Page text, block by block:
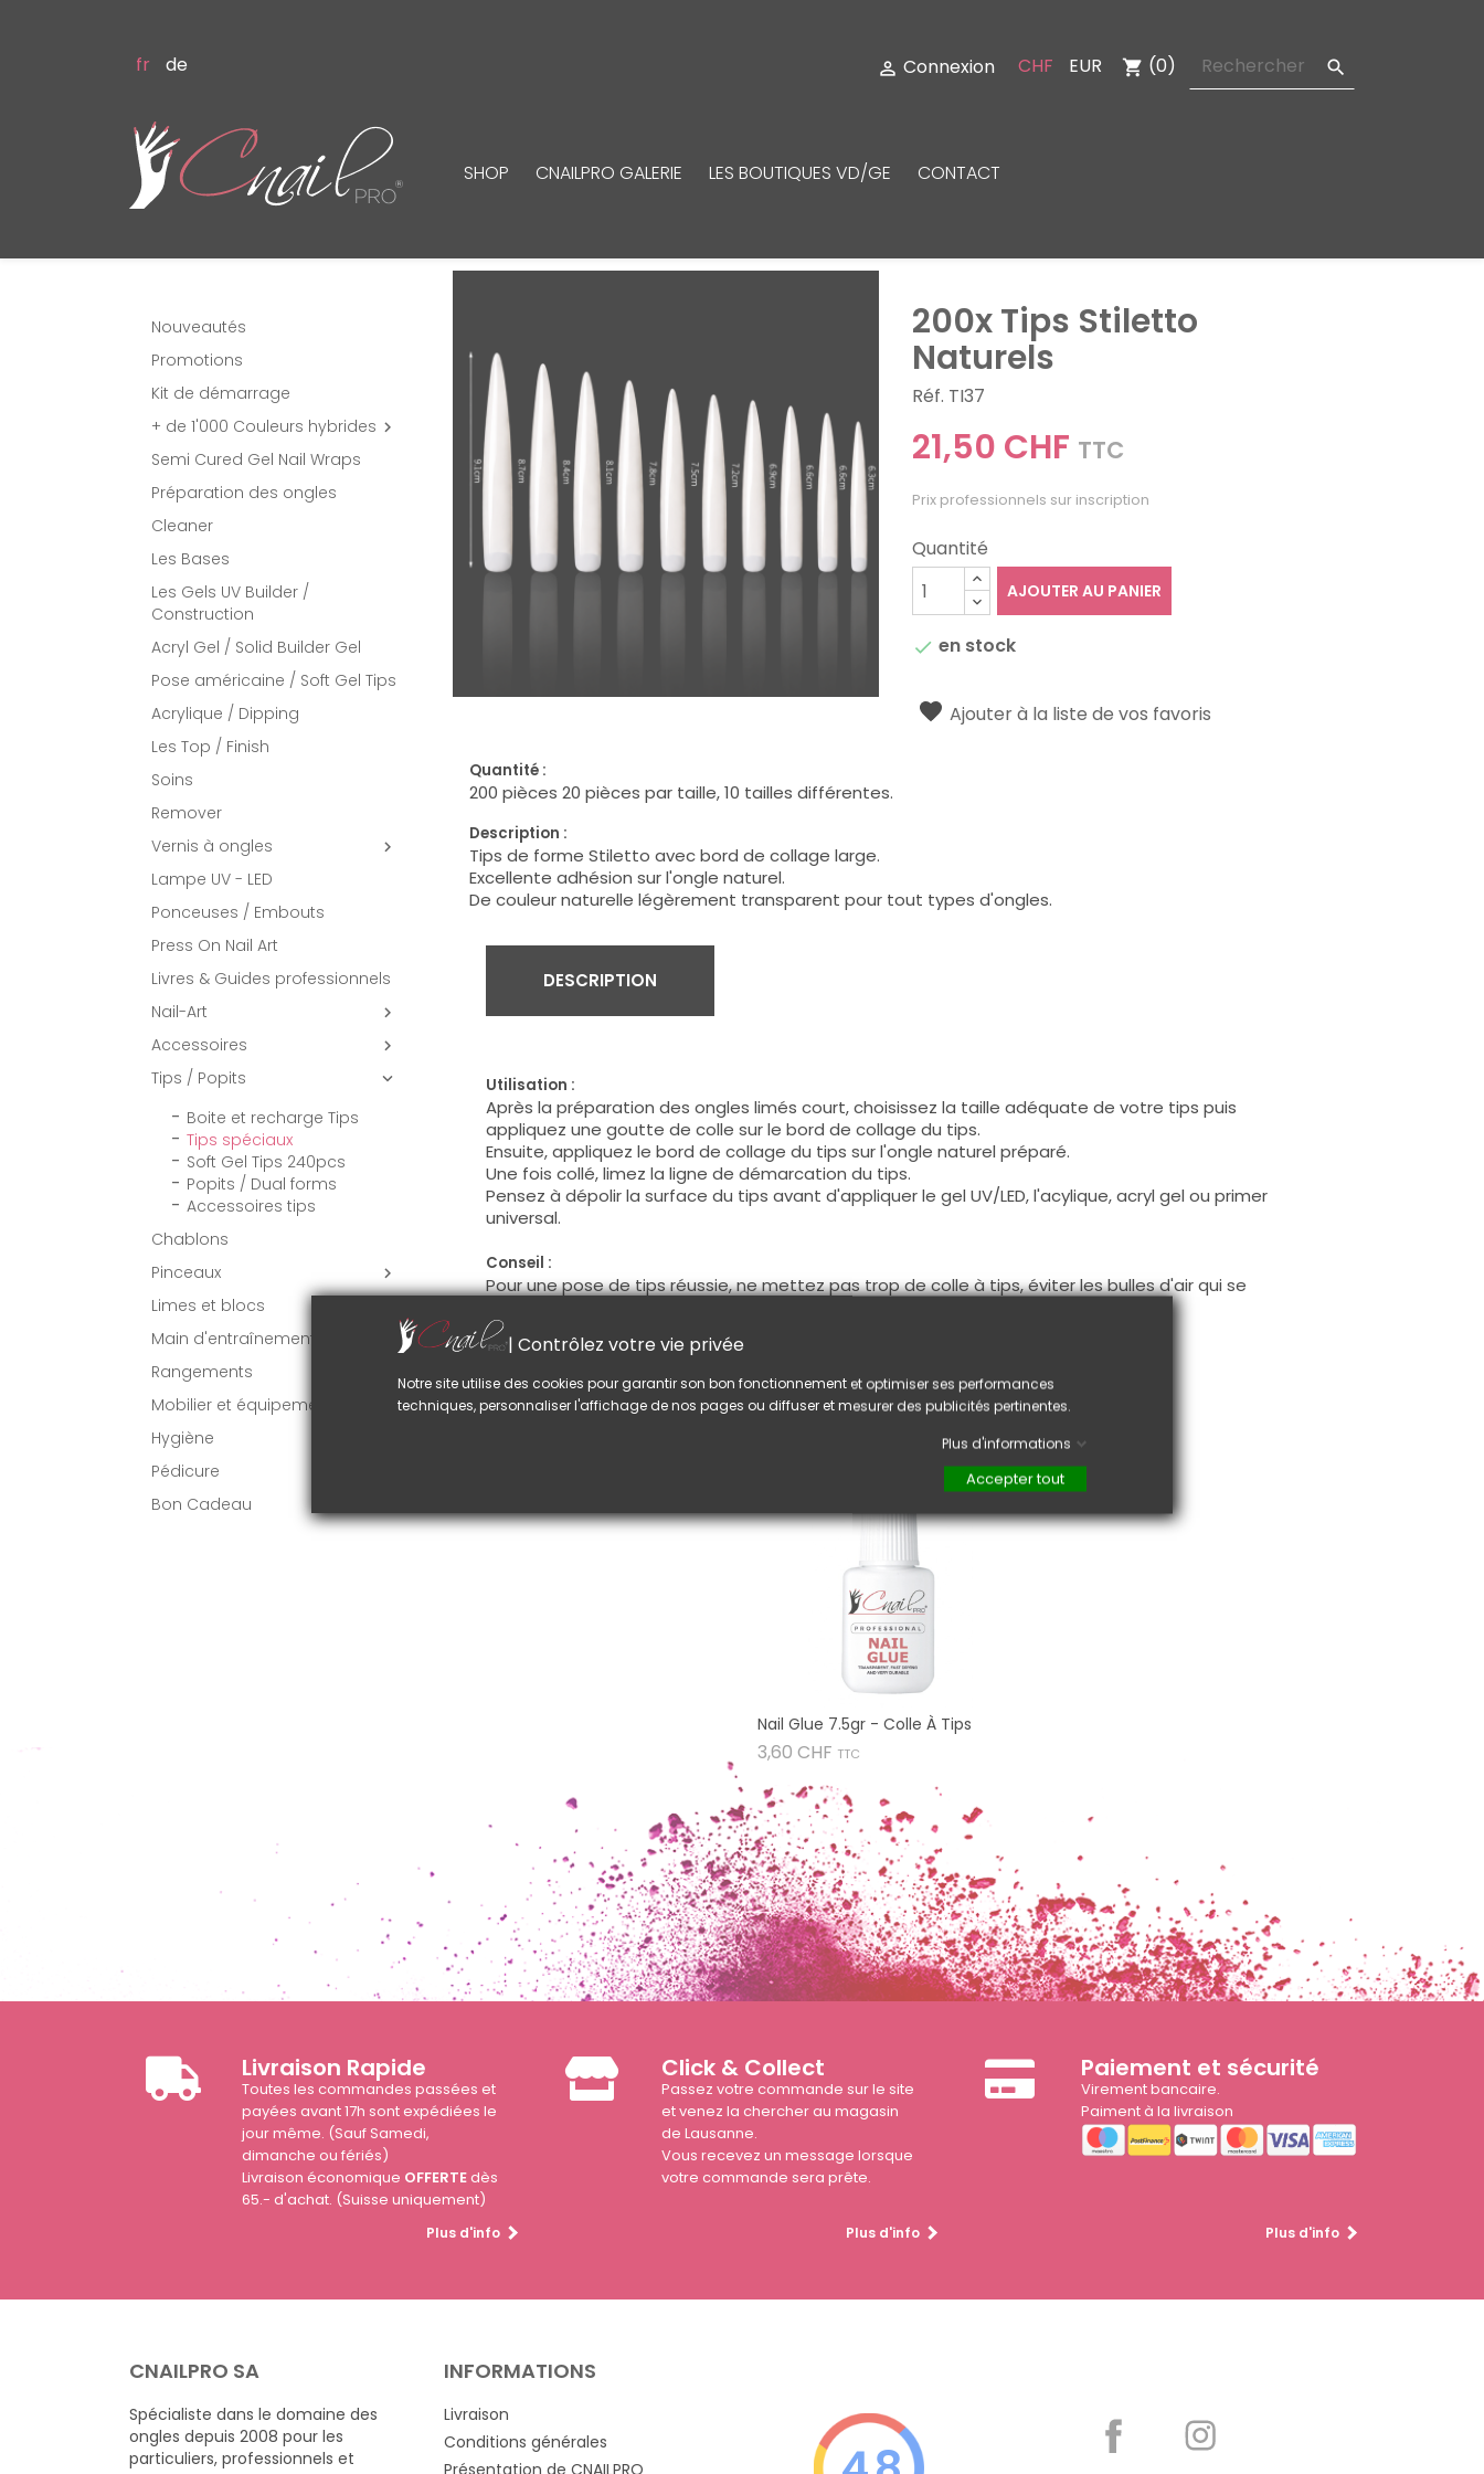
fr de  Connexion CHF EUR shopping_cart (0) 
SHOP CNAILPRO GALERIE LES BOUTIQUES VD/GE CONTACT
Nouveautés
Promotions
Kit de démarrage
+ de 1'000 Couleurs hybrides 
Semi Cured Gel Nail Wraps
Préparation des ongles
Cleaner
Les Bases
Les Gels UV Builder /
Construction
Acryl Gel / Solid Builder Gel
Pose américaine / Soft Gel Tips
Acrylique / Dipping
Les Top / Finish
Soins
Remover
Vernis à ongles

Lampe UV - LED
Ponceuses / Embouts
Press On Nail Art
Livres & Guides professionnels
Nail-Art

Accessoires 
Tips / Popits 
Boite et recharge Tips
Tips spéciaux
Soft Gel Tips 240pcs
Popits / Dual forms
Accessoires tips
Chablons
Pinceaux

Limes et blocs
Main d'entraînement
Rangements
Mobilier et équipement
Hygiène
Pédicure
Bon Cadeau
200x Tips Stiletto
Naturels
Réf. TI37
21,50 CHF TTC
Prix professionnels sur inscription
Quantité
AJOUTER AU PANIER
 en stock
Ajouter à la liste de vos favoris
Quantité :
200 pièces 20 pièces par taille, 10 tailles différentes.
Description :
Tips de forme Stiletto avec bord de collage large.
Excellente adhésion sur l'ongle naturel.
De couleur naturelle légèrement transparent pour tout types d'ongles.
DESCRIPTION
Utilisation :
Après la préparation des ongles limés court, choisissez la taille adéquate de votre tips puis
appliquez une goutte de colle sur le bord de collage du tips.
Ensuite, appliquez le bord de collage du tips sur l'ongle naturel préparé.
Une fois collé, limez la ligne de démarcation du tips.
Pensez à dépolir la surface du tips avant d'appliquer le gel UV/LED, l'acylique, acryl gel ou primer
universal.
Conseil :
Pour une pose de tips réussie, ne mettez pas trop de colle à tips, éviter les bulles d'air qui se
VOUS AIMEREZ AUSSI
Nail Glue 7.5gr - Colle À Tips
3,60 CHF Prix
TTC
Livraison Rapide
Toutes les commandes passées et
payées avant 17h sont expédiées le
jour même. (Sauf Samedi,
dimanche ou fériés)
Livraison économique OFFERTEdès
65.- d'achat. (Suisse uniquement)
Plus d'info
Click & Collect
Passez votre commande sur le site
et venez la chercher au magasin
de Lausanne.
Vous recevez un message lorsque
votre commande sera prête.
Plus d'info
Paiement et sécurité
Virement bancaire.
Paiment à la livraison
Plus d'info
CNAILPRO SA
Spécialiste dans le domaine des
ongles depuis 2008 pour les
particuliers, professionnels et
INFORMATIONS
Livraison
Conditions générales
| Contrôlez votre vie privée
Notre site utilise des cookies pour garantir son bon fonctionnement et optimiser ses performances
techniques, personnaliser l'affichage de nos pages ou diffuser et mesurer des publicités pertinentes.
Plus d'informations
Accepter tout